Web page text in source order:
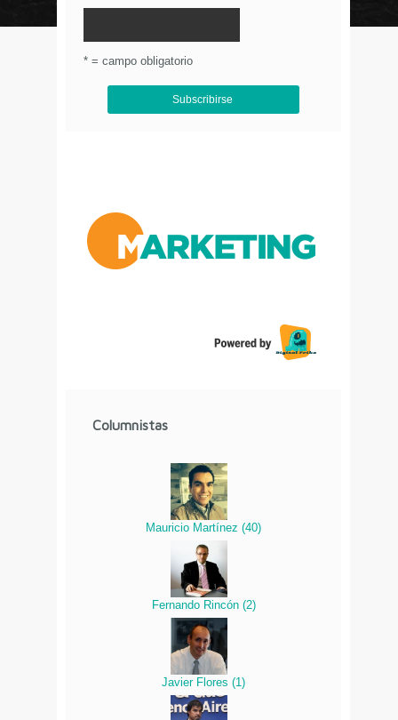
* = campo obligatorio
Columnistas
Mauricio Martínez (40)
Fernando Rincón (2)
Javier Flores (1)
© Circulo Marketing 2016. Todos los derechos
reservados.
Aviso de Privacidad